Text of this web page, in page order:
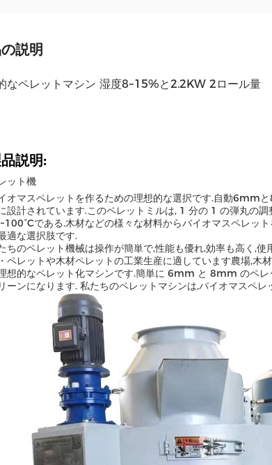
説明
なペレットマシン 湿度8~15%と2.2KW 2ロール量
説明:
ット機
オマスペレットを作るための理想的な選択です.自動6mm
設計されています.このペレットミルは, 1 分の 1 の弾丸の
である.木材などの様々な材料からバイオマスペレッ
適な選択肢です.
ちのペレット機械は操作が簡単で,性能も優れ,効率も高く,
ペレットや木材ペレットの工業生産に適しています農場,木
想的なペレット化マシンです.簡単に 6mm と 8mm のペレ
ーンになります. 私たちのペレットマシンは,バイオマスペ